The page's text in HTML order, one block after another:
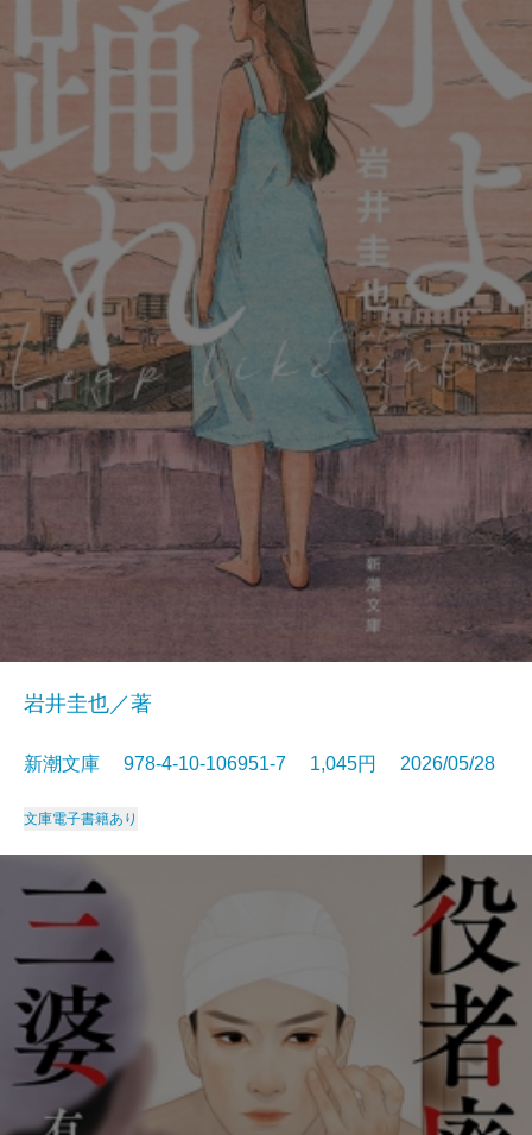
岩井圭也／著
新潮文庫 978-4-10-106951-7 1,045円 2026/05/28
文庫電子書籍あり